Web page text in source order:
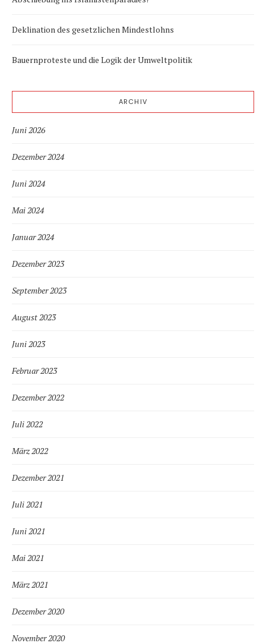
Deklination des gesetzlichen Mindestlohns
Bauernproteste und die Logik der Umweltpolitik
ARCHIV
Juni 2026
Dezember 2024
Juni 2024
Mai 2024
Januar 2024
Dezember 2023
September 2023
August 2023
Juni 2023
Februar 2023
Dezember 2022
Juli 2022
März 2022
Dezember 2021
Juli 2021
Juni 2021
Mai 2021
März 2021
Dezember 2020
November 2020